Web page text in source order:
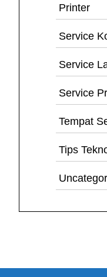
Printer
Service
Service
Service
Tempat
Tips